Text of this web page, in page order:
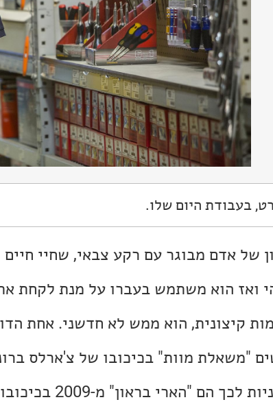
בעבודת היום שלו.
של אדם מבוגר עם רקע צבאי, שחיי
ואז הוא משתמש בעברו על מנת לקחת
קיצונית, הוא ממש לא חדשני. אחת
מודרניות לכך